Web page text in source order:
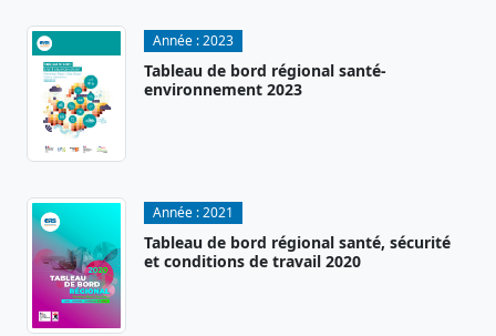
Année :2023
Tableau de bord régional santé-
environnement 2023
Année :2021
Tableau de bord régional santé, sécurité
et conditions de travail 2020